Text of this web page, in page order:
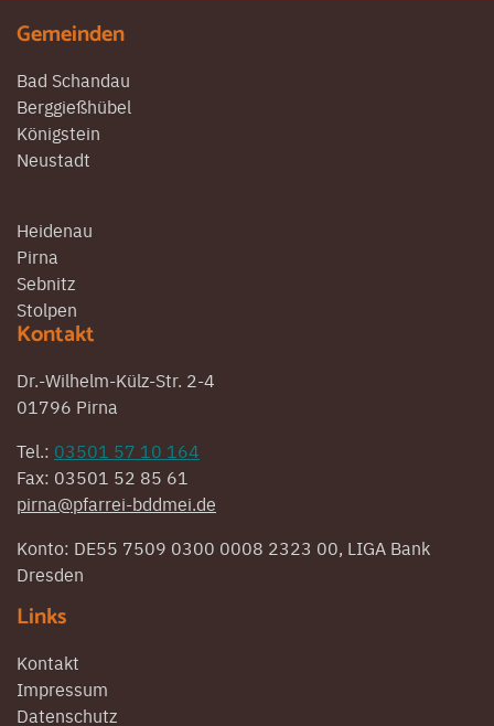
Gemeinden
Bad Schandau
Berggießhübel
Königstein
Neustadt
Heidenau
Pirna
Sebnitz
Stolpen
Kontakt
Dr.-Wilhelm-Külz-Str. 2-4
01796 Pirna
Tel.: 03501 57 10 164
Fax: 03501 52 85 61
pirna@pfarrei-bddmei.de
Konto: DE55 7509 0300 0008 2323 00, LIGA Bank
Dresden
Links
Kontakt
Impressum
Datenschutz